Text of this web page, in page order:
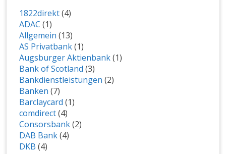
1822direkt(4)
ADAC (1)
Allgemein (13)
AS Privatbank(1)
Augsburger Aktienbank(1)
Bank of Scotland (3)
Bankdienstleistungen (2)
Banken (7)
Barclaycard (1)
comdirect(4)
Consorsbank(2)
DAB Bank(4)
DKB (4)